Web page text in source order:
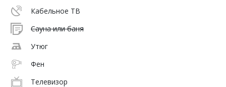
Кабельное ТВ
Сауна или баня
Утюг
Фен
Телевизор